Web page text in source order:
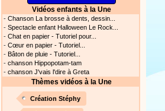
Vidéos enfants à la Une
- Chanson La brosse à dents, dessin...
- Spectacle enfant Halloween Le Rock...
- Chat en papier - Tutoriel pour...
- Cœur en papier - Tutoriel...
- Bâton de pluie - Tutoriel...
- chanson Hippopotam-tam
- chanson J'vais l'dire à Greta
Thèmes vidéos à la Une
Création Stéphy